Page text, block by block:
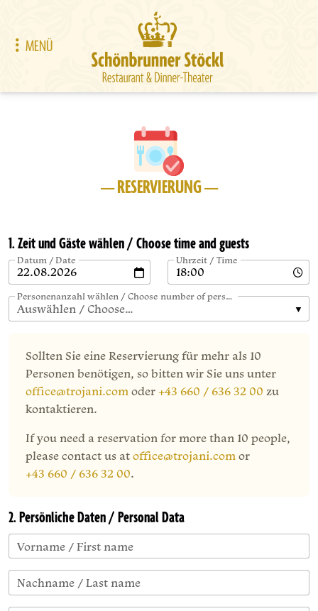
MENÜ
— RESERVIERUNG —
1. Zeit und Gäste wählen / Choose time and guests
Datum / Date Uhrzeit / Time
Personenanzahl wählen / Choose number of persons
Auswählen / Choose…
Sollten Sie eine Reservierung für mehr als 10
Personen benötigen, so bitten wir Sie uns unter
office@trojani.com oder +43 660 / 636 32 00 zu
kontaktieren.
If you need a reservation for more than 10 people,
please contact us at office@trojani.com or
+43 660 / 636 32 00.
2. Persönliche Daten / Personal Data
Vorname / First name
Nachname / Last name